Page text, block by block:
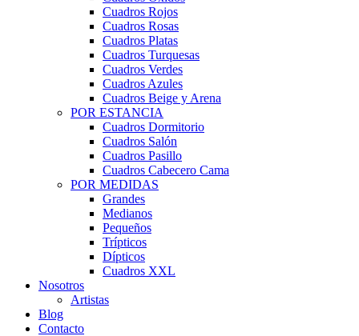
Cuadros Rojos
Cuadros Rosas
Cuadros Platas
Cuadros Turquesas
Cuadros Verdes
Cuadros Azules
Cuadros Beige y Arena
POR ESTANCIA
Cuadros Dormitorio
Cuadros Salón
Cuadros Pasillo
Cuadros Cabecero Cama
POR MEDIDAS
Grandes
Medianos
Pequeños
Trípticos
Dípticos
Cuadros XXL
Nosotros
Artistas
Blog
Contacto